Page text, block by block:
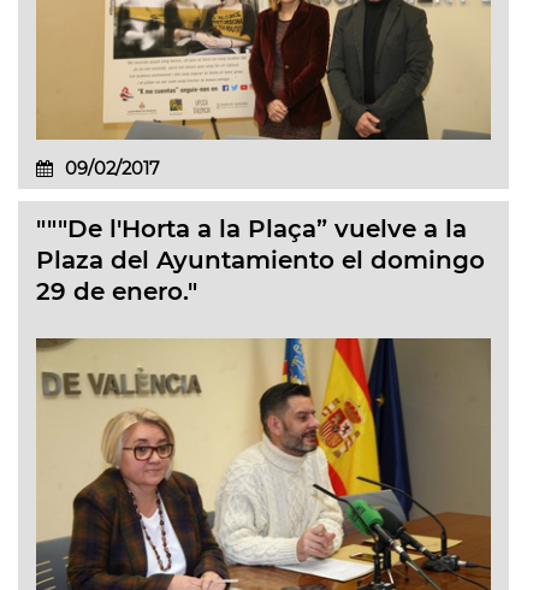
09/02/2017
"""De l'Horta a la Plaça” vuelve a la
Plaza del Ayuntamiento el domingo
29 de enero."